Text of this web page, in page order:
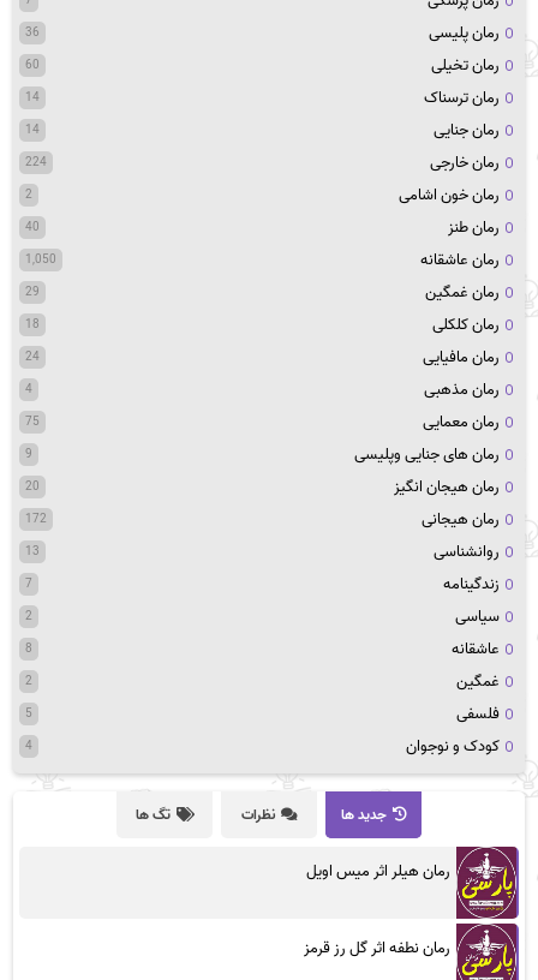
رمان پلیسی 36
رمان تخیلی 60
رمان ترسناک 14
رمان جنایی 14
رمان خارجی 224
رمان خون اشامی 2
رمان طنز 40
رمان عاشقانه 1,050
رمان غمگین 29
رمان کلکلی 18
رمان مافیایی 24
رمان مذهبی 4
رمان معمایی 75
رمان های جنایی وپلیسی 9
رمان هیجان انگیز 20
رمان هیجانی 172
روانشناسی 13
زندگینامه 7
سیاسی 2
عاشقانه 8
غمگین 2
فلسفی 5
کودک و نوجوان 4
جدید ها نظرات تگ ها
رمان هیلر اثر میس اویل
رمان نطفه اثر گل رز قرمز